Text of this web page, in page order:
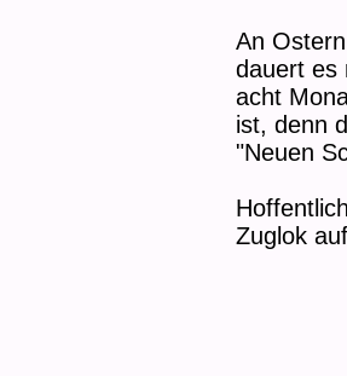
An
dauert es
acht
ist, denn
"Neuen
Zuglok